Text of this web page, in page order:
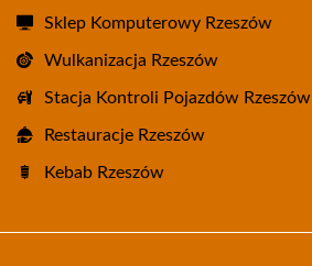
Sklep Komputerowy Rzeszów
Wulkanizacja Rzeszów
Stacja Kontroli Pojazdów Rzeszów
Restauracje Rzeszów
Kebab Rzeszów